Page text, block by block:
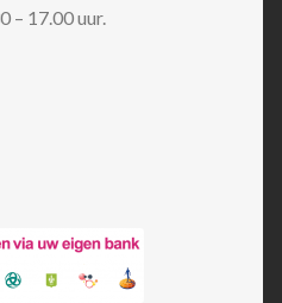
– 17.00 uur.